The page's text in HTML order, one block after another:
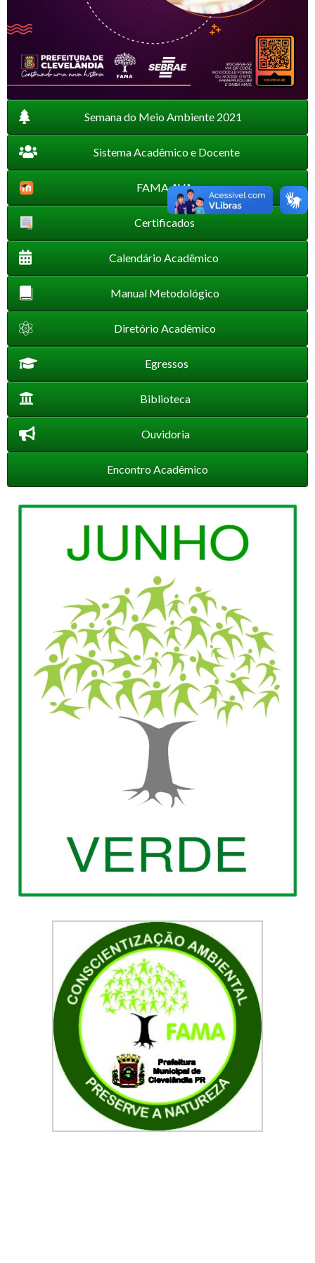
Semana do Meio Ambiente 2021
Sistema Acadêmico e Docente
FAMA AVA
Certificados
Calendário Acadêmico
Manual Metodológico
Diretório Acadêmico
Egressos
Biblioteca
Ouvidoria
Encontro Acadêmico